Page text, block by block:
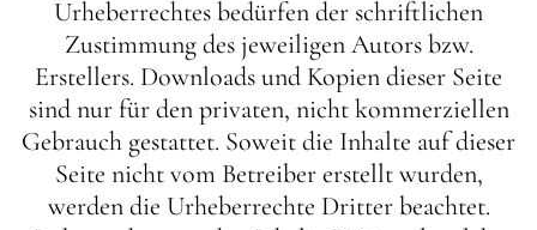
Urheberrechtes bedürfen der schriftlichen
Zustimmung des jeweiligen Autors bzw.
Erstellers. Downloads und Kopien dieser Seite
sind nur für den privaten, nicht kommerziellen
Gebrauch gestattet. Soweit die Inhalte auf dieser
Seite nicht vom Betreiber erstellt wurden,
werden die Urheberrechte Dritter beachtet.